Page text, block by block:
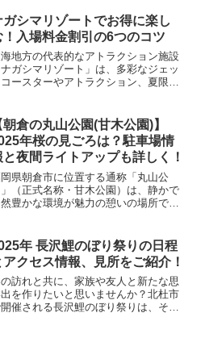
況、公園へのアクセス方法や駐車場
まで、さまざまな...
ガシマリゾートでお得に楽し
！入場料金割引の6つのコツ
地方の代表的なアトラクション施設
ナガシマリゾート」は、多彩なジェッ
コースターやアトラクション、夏限定
ム＆パークや湯あみの島など、家族全
一日中楽しめる施設が...
朝倉の丸山公園(甘木公園)】
年桜の見ごろは？駐車場情
と夜間ライトアップも詳しく！
県朝倉市に位置する通称「丸山公
（正式名称・甘木公園）は、静かで
豊かな環境が魅力の憩いの場所で
す。特に、この公園は桜の景色が美
ことで知られており、花見...
年 長沢鯉のぼり祭りの日程
アクセス情報、見所をご紹介！
訪れと共に、家族や友人と新たな思
を作りたいと思いませんか？北杜市
催される長沢鯉のぼり祭りは、その